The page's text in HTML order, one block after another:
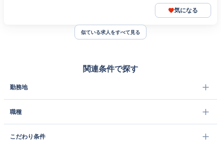
気になる
似ている求人をすべて見る
関連条件で探す
勤務地
職種
こだわり条件